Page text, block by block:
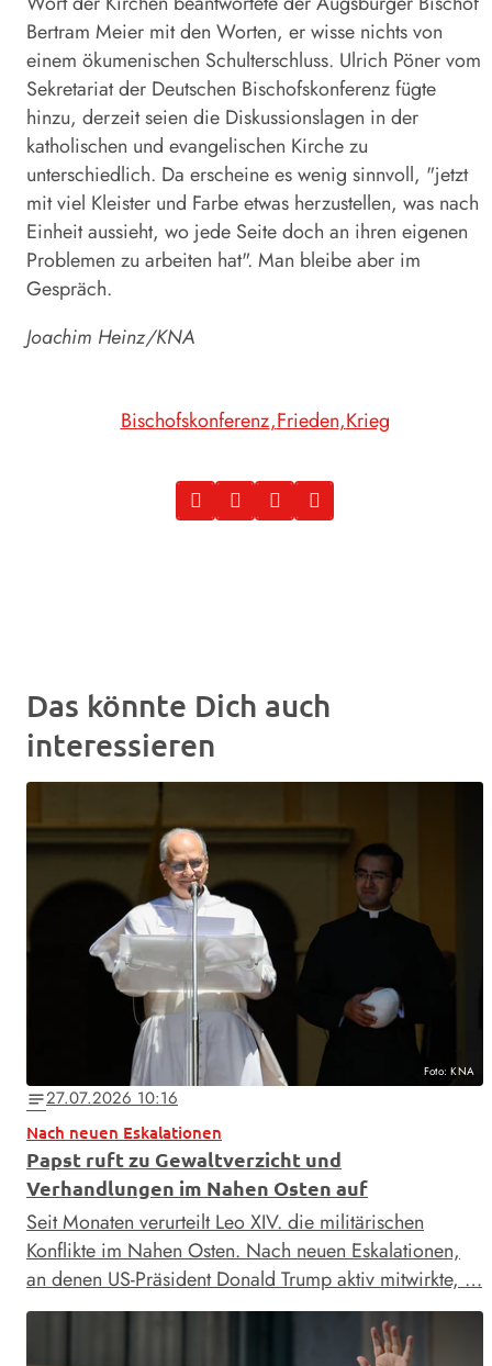
Bertram Meier mit den Worten, er wisse nichts von
einem ökumenischen Schulterschluss. Ulrich Pöner vom
Sekretariat der Deutschen Bischofskonferenz fügte
hinzu, derzeit seien die Diskussionslagen in der
katholischen und evangelischen Kirche zu
unterschiedlich. Da erscheine es wenig sinnvoll, "jetzt
mit viel Kleister und Farbe etwas herzustellen, was nach
Einheit aussieht, wo jede Seite doch an ihren eigenen
Problemen zu arbeiten hat". Man bleibe aber im
Gespräch.
Joachim Heinz/KNA
Bischofskonferenz Frieden Krieg
Das könnte Dich auch
interessieren
Foto: KNA
notes27.07.2026 10:16
Nach neuen Eskalationen
Papst ruft zu Gewaltverzicht und
Verhandlungen im Nahen Osten auf
Seit Monaten verurteilt Leo XIV. die militärischen
Konflikte im Nahen Osten. Nach neuen Eskalationen,
an denen US-Präsident Donald Trump aktiv mitwirkte, …